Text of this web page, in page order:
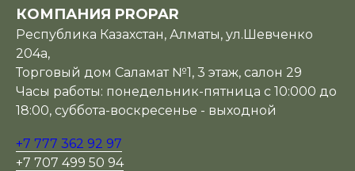
КОМПАНИЯ PROPAR
Республика Казахстан, Алматы, ул.Шевченко
204а,
Торговый дом Саламат №1, 3 этаж, салон 29
Часы работы: понедельник-пятница с 10:000 до
18:00, суббота-воскресенье - выходной
+7 777 362 92 97
+7 707 499 50 94